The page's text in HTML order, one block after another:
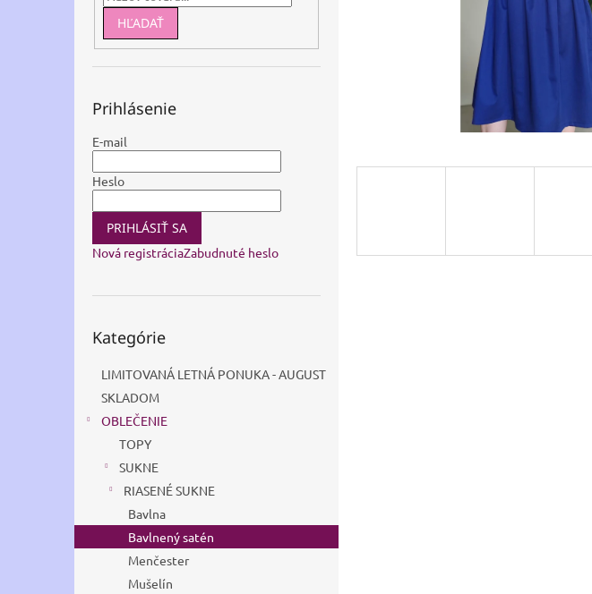
HĽADAŤ
Prihlásenie
E-mail
Heslo
PRIHLÁSIŤ SA
Nová registráciaZabudnuté heslo
kategórie
Kategórie
LIMITOVANÁ LETNÁ PONUKA - AUGUST
SKLADOM
OBLEČENIE
TOPY
SUKNE
RIASENÉ SUKNE
Bavlna
Bavlnený satén
Menčester
Mušelín